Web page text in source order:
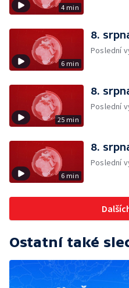
4 min
6 min
8.
Poslední
25 min
8.
Poslední
6 min
8.
Poslední
Ostatní také